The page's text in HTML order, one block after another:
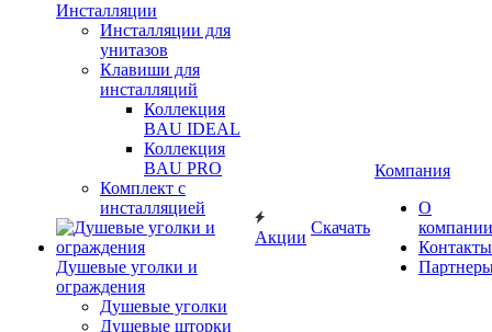
Инсталляции
Инсталляции для
унитазов
Клавиши для
инсталляций
Коллекция
BAU IDEAL
Коллекция
BAU PRO
Комплект с
инсталляцией
Душевые уголки и
ограждения
Душевые уголки
Душевые шторки
Акции
Скачать
Компания
О
компании
Контакты